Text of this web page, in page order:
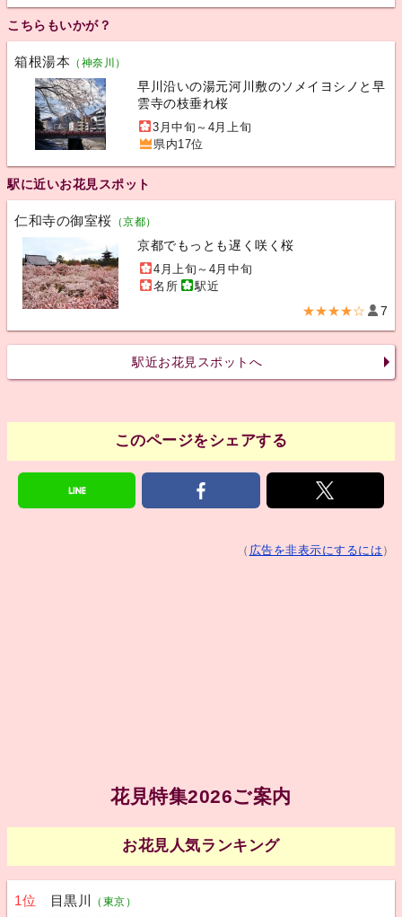
こちらもいかが？
箱根湯本 （神奈川）
早川沿いの湯元河川敷のソメイヨシノと早
雲寺の枝垂れ桜
3月中旬～4月上旬
県内17位
駅に近いお花見スポット
仁和寺の御室桜 （京都）
京都でもっとも遅く咲く桜
4月上旬～4月中旬
名所
駅近
★★★★☆ 7
駅近お花見スポットへ
このページをシェアする
（ 広告を非表示にするには ）
花見特集2026ご案内
お花見人気ランキング
1位 目黒川 （東京）